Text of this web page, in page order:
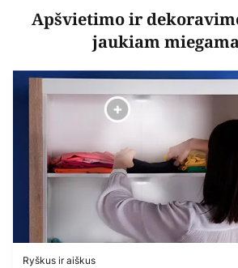
Apšvietimo ir
jaukiam
Ryškus ir aiškus